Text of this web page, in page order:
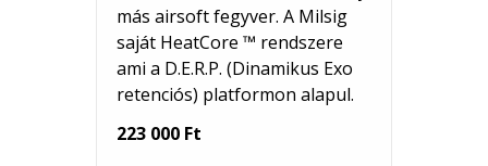
más airsoft fegyver. A Milsig
saját HeatCore ™ rendszere
ami a D.E.R.P. (Dinamikus Exo
retenciós) platformon alapul.
223 000 Ft